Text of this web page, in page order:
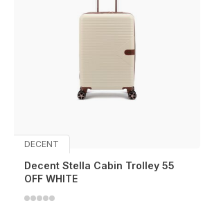
DECENT
Decent Stella Cabin Trolley 55
OFF WHITE